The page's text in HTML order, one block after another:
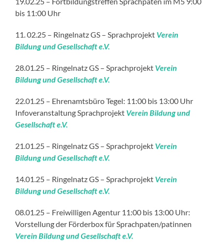
bis 11:00 Uhr
11. 02.25 – Ringelnatz GS – Sprachprojekt Verein
Bildung und Gesellschaft e.V.
28.01.25 – Ringelnatz GS – Sprachprojekt Verein
Bildung und Gesellschaft e.V.
22.01.25 – Ehrenamtsbüro Tegel: 11:00 bis 13:00 Uhr
Infoveranstaltung Sprachprojekt Verein Bildung und
Gesellschaft e.V.
21.01.25 – Ringelnatz GS – Sprachprojekt Verein
Bildung und Gesellschaft e.V.
14.01.25 – Ringelnatz GS – Sprachprojekt Verein
Bildung und Gesellschaft e.V.
08.01.25 – Freiwilligen Agentur 11:00 bis 13:00 Uhr:
Vorstellung der Förderbox für Sprachpaten/patinnen
Verein Bildung und Gesellschaft e.V.